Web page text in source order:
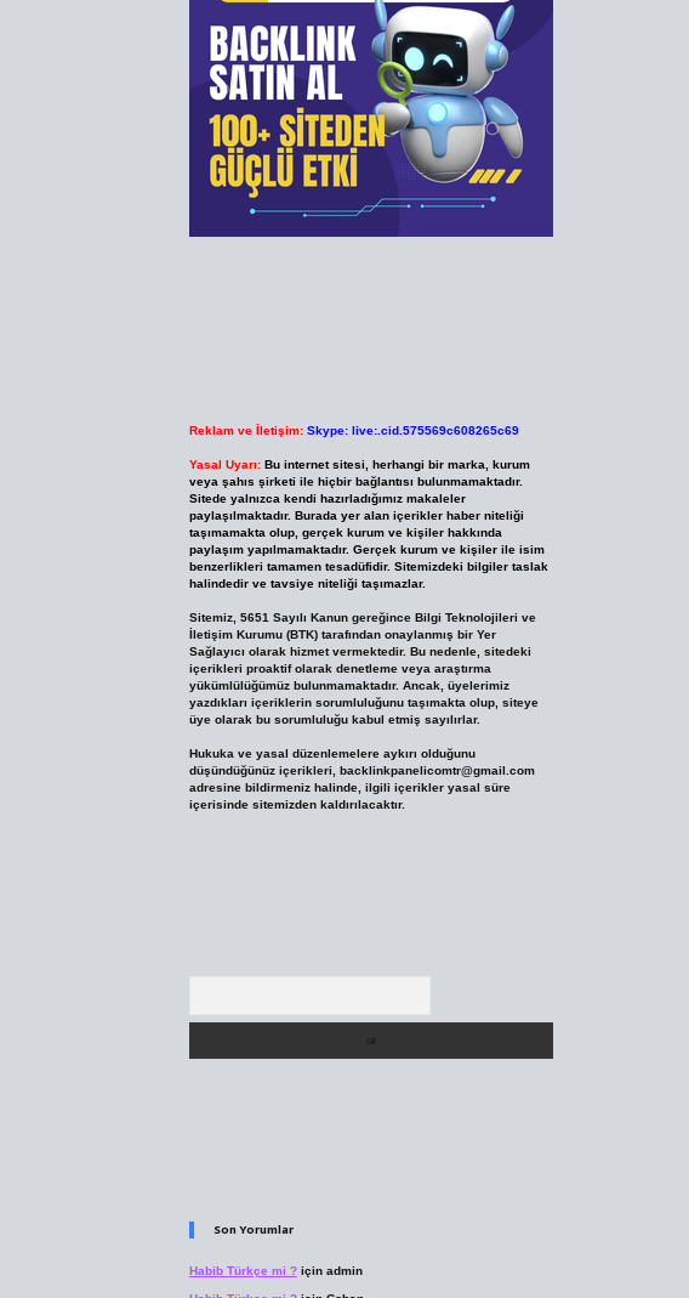
Reklam ve İletişim: Skype: live:.cid.575569c608265c69
Yasal Uyarı: Bu internet sitesi, herhangi bir marka, kurum
veya şahıs şirketi ile hiçbir bağlantısı bulunmamaktadır.
Sitede yalnızca kendi hazırladığımız makaleler
paylaşılmaktadır. Burada yer alan içerikler haber niteliği
taşımamakta olup, gerçek kurum ve kişiler hakkında
paylaşım yapılmamaktadır. Gerçek kurum ve kişiler ile isim
benzerlikleri tamamen tesadüfidir. Sitemizdeki bilgiler taslak
halindedir ve tavsiye niteliği taşımazlar.
Sitemiz, 5651 Sayılı Kanun gereğince Bilgi Teknolojileri ve
İletişim Kurumu (BTK) tarafından onaylanmış bir Yer
Sağlayıcı olarak hizmet vermektedir. Bu nedenle, sitedeki
içerikleri proaktif olarak denetleme veya araştırma
yükümlülüğümüz bulunmamaktadır. Ancak, üyelerimiz
yazdıkları içeriklerin sorumluluğunu taşımakta olup, siteye
üye olarak bu sorumluluğu kabul etmiş sayılırlar.
Hukuka ve yasal düzenlemelere aykırı olduğunu
düşündüğünüz içerikleri, backlinkpanelicomtr@gmail.com
adresine bildirmeniz halinde, ilgili içerikler yasal süre
içerisinde sitemizden kaldırılacaktır.
Son Yorumlar
Habib Türkçe mi ?için admin